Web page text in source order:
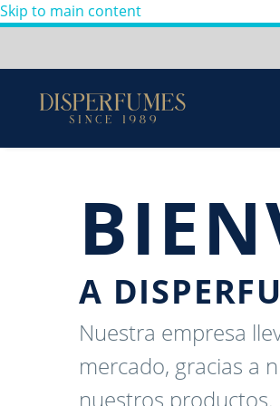
Skip to main content
A
Nuestra empresa
mercado, gracias a
nuestros productos.